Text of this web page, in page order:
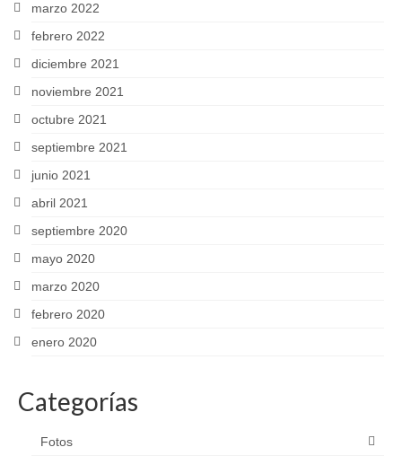
marzo 2022
febrero 2022
diciembre 2021
noviembre 2021
octubre 2021
septiembre 2021
junio 2021
abril 2021
septiembre 2020
mayo 2020
marzo 2020
febrero 2020
enero 2020
Categorías
Fotos